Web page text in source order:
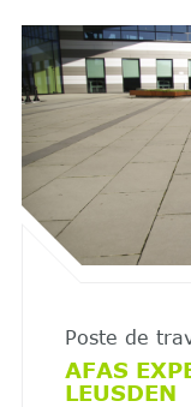
Poste de
AFAS
LEUSDEN